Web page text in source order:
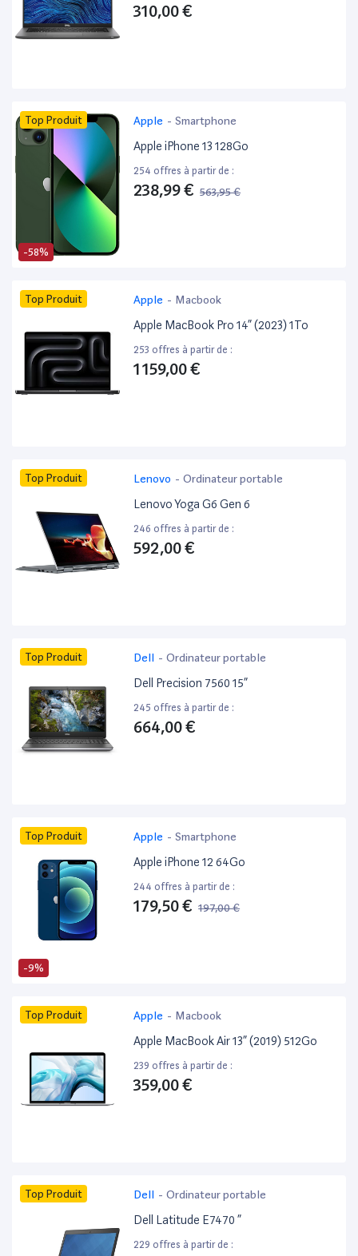
310,00 €
-58%
Top Produit Apple - Smartphone
Apple iPhone 13 128Go
254 offres à partir de :
238,99 € 563,95 €
Top Produit Apple - Macbook
Apple MacBook Pro 14” (2023) 1To
253 offres à partir de :
1 159,00 €
Top Produit Lenovo - Ordinateur portable
Lenovo Yoga G6 Gen 6
246 offres à partir de :
592,00 €
Top Produit Dell - Ordinateur portable
Dell Precision 7560 15”
245 offres à partir de :
664,00 €
-9%
Top Produit Apple - Smartphone
Apple iPhone 12 64Go
244 offres à partir de :
179,50 € 197,00 €
Top Produit Apple - Macbook
Apple MacBook Air 13” (2019) 512Go
239 offres à partir de :
359,00 €
Top Produit Dell - Ordinateur portable
Dell Latitude E7470 ”
229 offres à partir de :